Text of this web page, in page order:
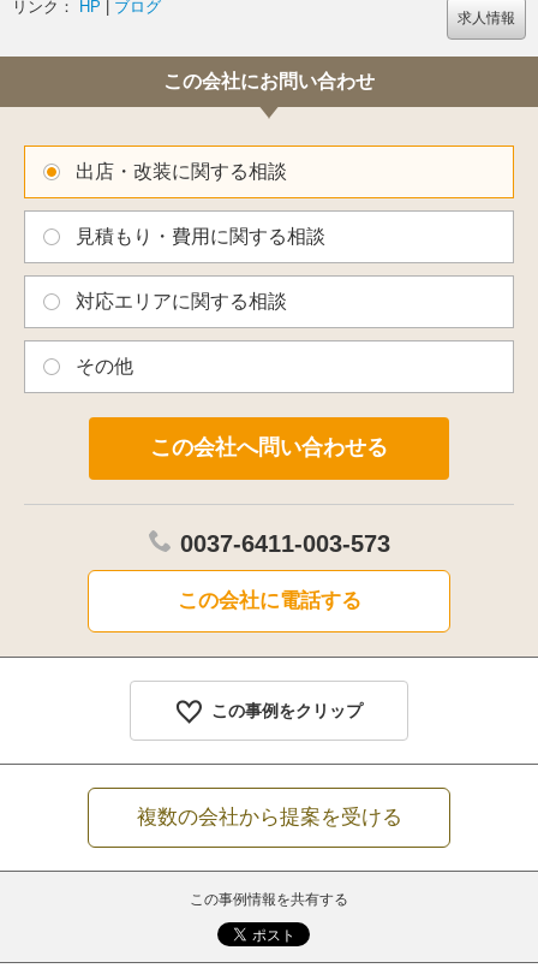
ね。。
何千本？とかのワインが並んでいるのをカウンターらか眺めるのもなか
でも。。バーじゃない（笑）ので、、あくまでショップ。。。
一度シャンパーニュのイベントの時に御邪魔して
シャンパーニュの説明を伺いながら
カウンターで飲ませていただきましたが
いや〜
バーやったら流行りそうだなと。。。と凄く思っちゃいました（笑）
リンク： HP | ブログ
求人情報
この会社にお問い合わせ
出店・改装に関する相談
見積もり・費用に関する相談
対応エリアに関する相談
その他
0037-6411-003-573
この会社に電話する
この事例をクリップ
複数の会社から提案を受ける
この事例情報を共有する